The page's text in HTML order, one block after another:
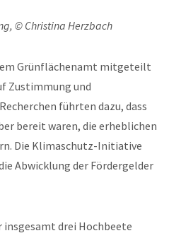
© Christina Herzbach
Grünflächenamt mitgeteilt
Zustimmung und
führten dazu, dass
bereit waren, die erheblichen
Die Klimaschutz-Initiative
Abwicklung der Fördergelder
insgesamt drei Hochbeete